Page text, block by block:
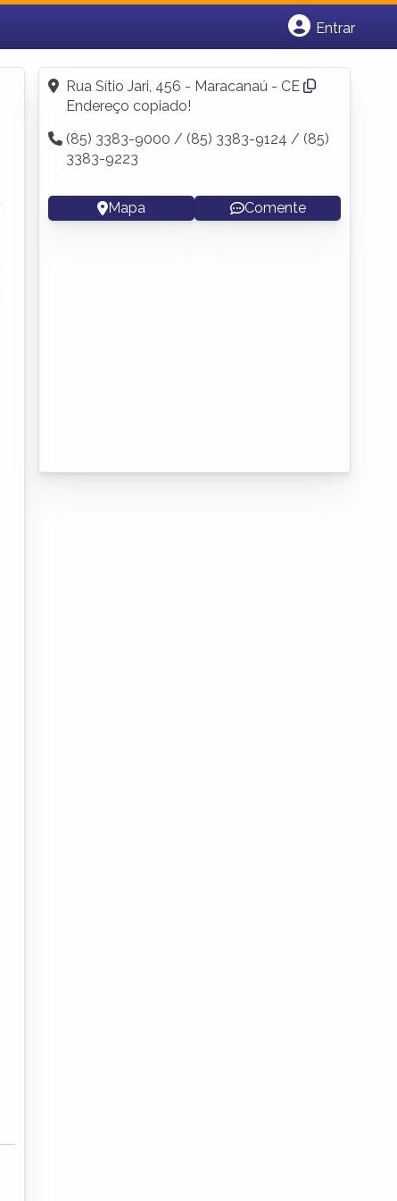
Entrar
Fazer login
Criar conta
Rua Sítio Jari, 456 - Maracanaú - CE
Endereço copiado!
(85) 3383-9000 / (85) 3383-9124 / (85)
3383-9223
Mapa Comente